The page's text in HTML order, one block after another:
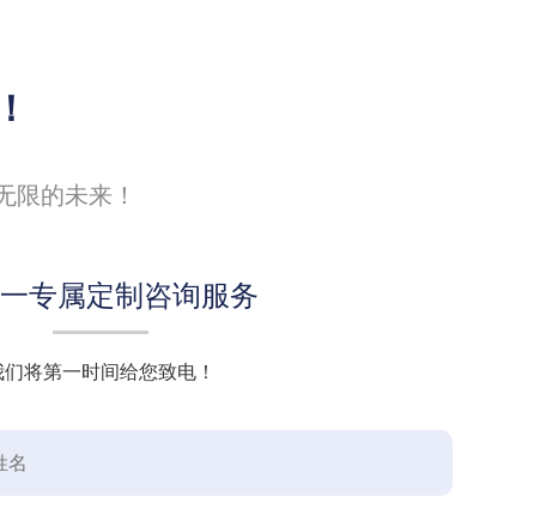
限的未来！
专属定制咨询服务
们将第一时间给您致电！